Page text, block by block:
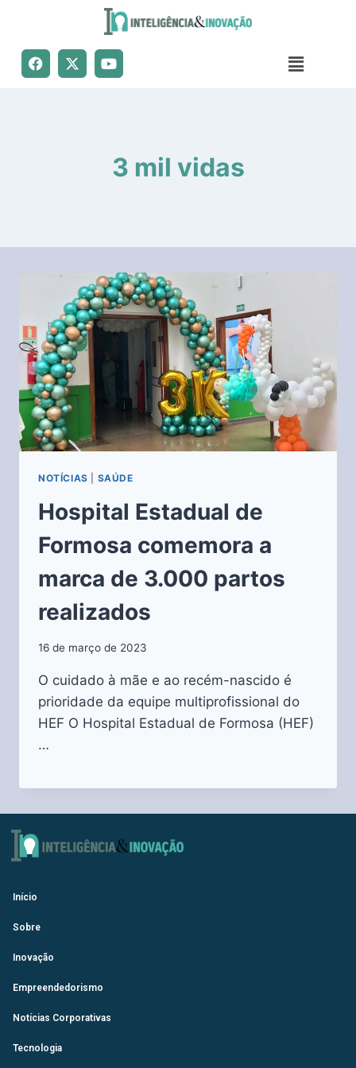
3 mil vidas
NOTÍCIAS SAÚDE
Hospital Estadual de
Formosa comemora a
marca de 3.000 partos
realizados
16 de março de 2023
O cuidado à mãe e ao recém-nascido é
prioridade da equipe multiprofissional do
HEF O Hospital Estadual de Formosa (HEF)
…
Início
Sobre
Inovação
Empreendedorismo
Notícias Corporativas
Tecnologia